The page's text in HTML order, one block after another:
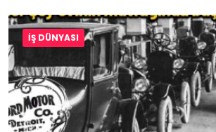
İŞ DÜNYASI